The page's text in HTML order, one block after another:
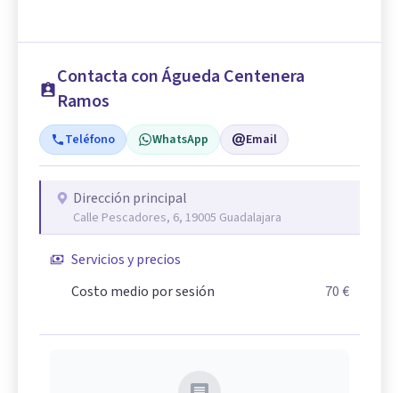
Contacta con Águeda Centenera
Ramos
Teléfono WhatsApp Email
Dirección principal
Calle Pescadores, 6, 19005 Guadalajara
Servicios y precios
Costo medio por sesión
70 €